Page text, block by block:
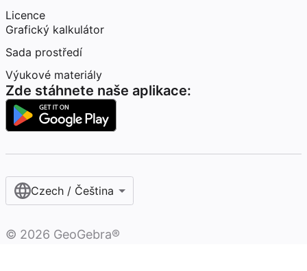
Licence
Grafický kalkulátor
Sada prostředí
Výukové materiály
Zde stáhnete naše aplikace:
Czech / Čeština‎
© 2026 GeoGebra®